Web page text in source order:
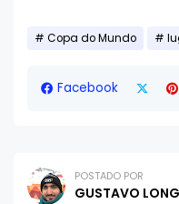
Copa do Mundo
Facebook
POSTADO POR
GUSTAVO